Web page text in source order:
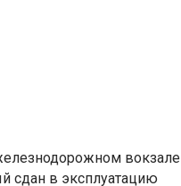
вокзале
сдан в эксплуатацию